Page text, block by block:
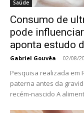
Saúde
Consumo de
pode
aponta estudo
Gabriel Gouvêa - 02/08/
Pesquisa realizada em
paterna antes da
recém-nascido A